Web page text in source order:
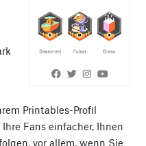
Printables-Profil
Fans einfacher, Ihnen
vor allem, wenn Sie